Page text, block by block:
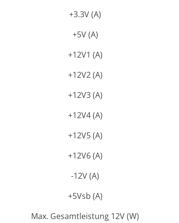
+3.3V (A)
+5V (A)
+12V1 (A)
+12V2 (A)
+12V3 (A)
+12V4 (A)
+12V5 (A)
+12V6 (A)
-12V (A)
+5Vsb (A)
Max. Gesamtleistung 12V (W)